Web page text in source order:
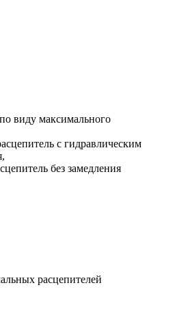
виду максимального
с гидравлическим
без замедления
расцепителей